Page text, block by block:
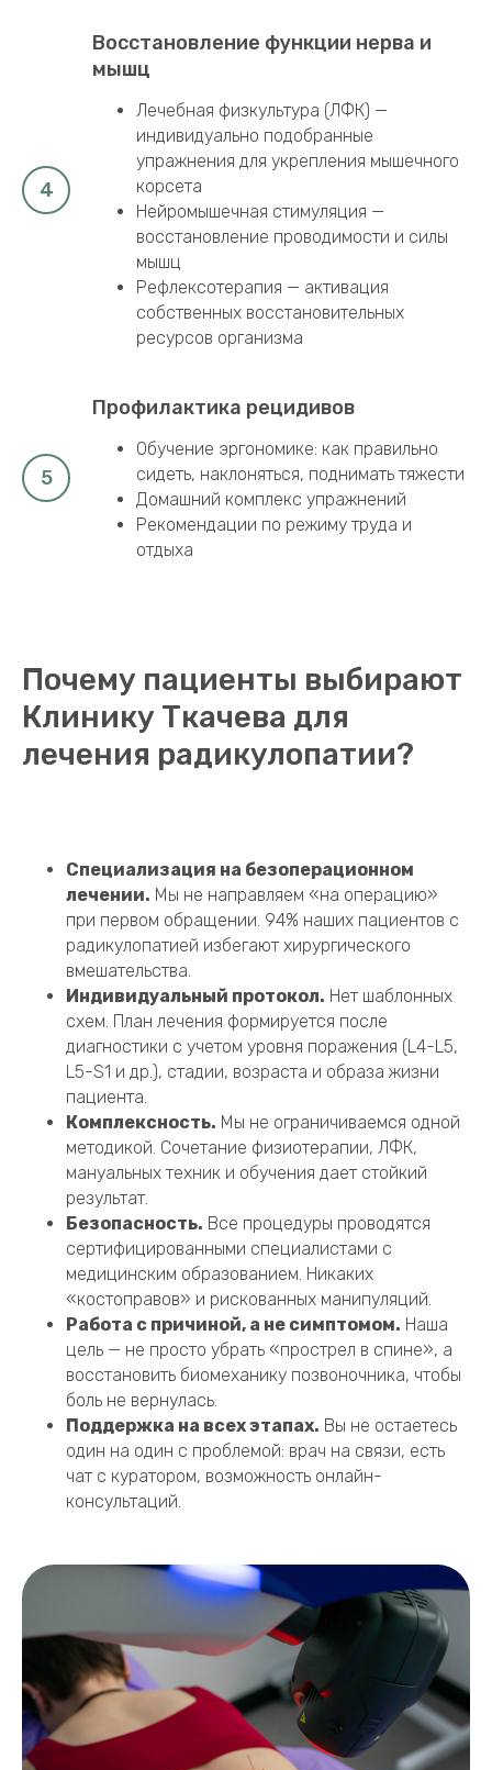
Восстановление функции нерва и
мышц
Лечебная физкультура (ЛФК) —
индивидуально подобранные
упражнения для укрепления мышечного
корсета
Нейромышечная стимуляция —
восстановление проводимости и силы
мышц
Рефлексотерапия — активация
Профилактика рецидивов
Обучение эргономике: как правильно
сидеть, наклоняться, поднимать тяжести
Домашний комплекс упражнений
Почему пациенты выбирают
Клинику Ткачева для
Специализация на безоперационном
лечении.Мы не направляем «на операцию»
при первом обращении. 94% наших пациентов с
радикулопатией избегают хирургического
вмешательства.
Индивидуальный протокол.Нет шаблонных
схем. План лечения формируется после
диагностики с учетом уровня поражения (L4-L5,
L5-S1 и др.), стадии, возраста и образа жизни
пациента.
Комплексность.Мы не ограничиваемся одной
методикой. Сочетание физиотерапии, ЛФК,
мануальных техник и обучения дает стойкий
результат.
Безопасность.Все процедуры проводятся
сертифицированными специалистами с
медицинским образованием. Никаких
«костоправов» и рискованных манипуляций.
Работа с причиной, а не симптомом.Наша
цель — не просто убрать «прострел в спине», а
восстановить биомеханику позвоночника, чтобы
боль не вернулась.
Поддержка на всех этапах.Вы не остаетесь
один на один с проблемой: врач на связи, есть